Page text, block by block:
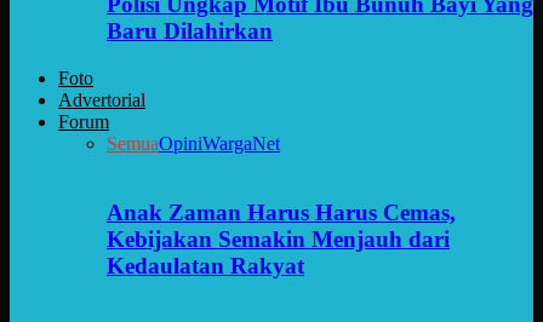
Baru Dilahirkan
Foto
Advertorial
Forum
SemuaOpiniWargaNet
Anak Zaman Harus Harus Cemas,
Kebijakan Semakin Menjauh dari
Kedaulatan Rakyat